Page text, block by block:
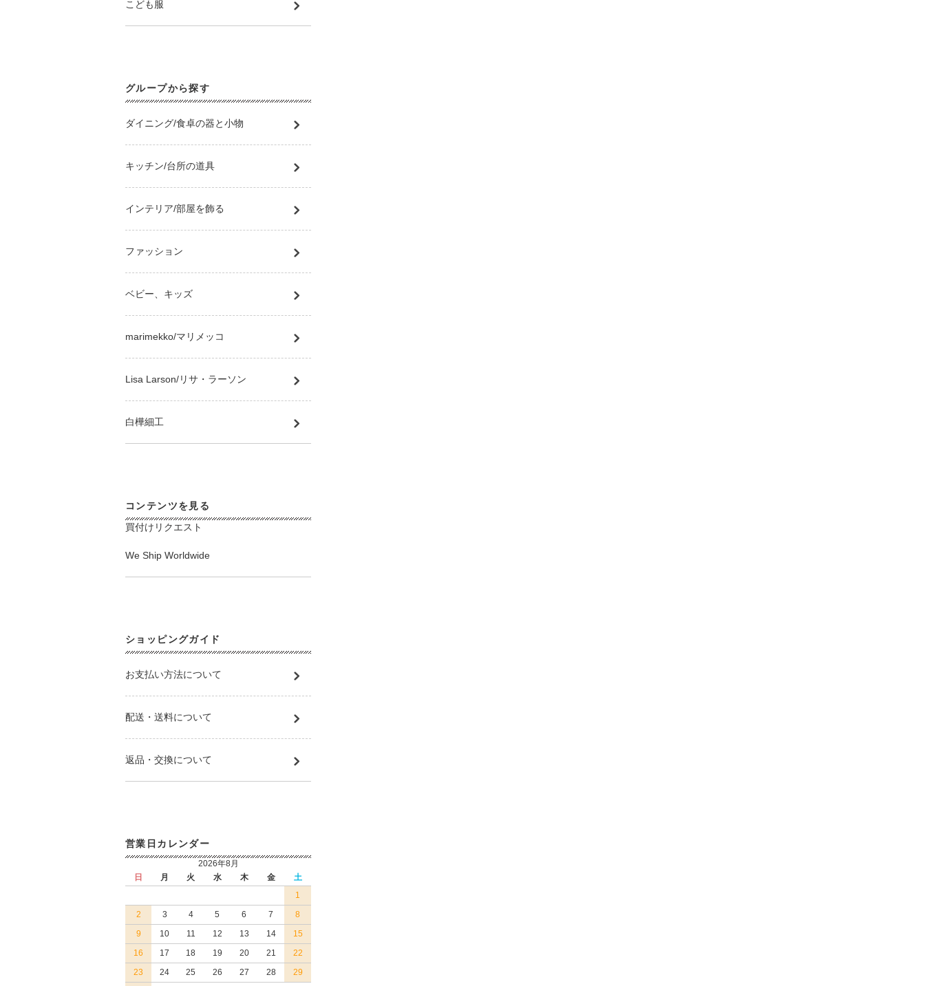
こども服
グループから探す
ダイニング/食卓の器と小物
キッチン/台所の道具
インテリア/部屋を飾る
ファッション
ベビー、キッズ
marimekko/マリメッコ
Lisa Larson/リサ・ラーソン
白樺細工
コンテンツを見る
買付けリクエスト
We Ship Worldwide
ショッピングガイド
お支払い方法について
配送・送料について
返品・交換について
営業日カレンダー
2026年8月
日
月 火 水 木 金
土
1
2
3 4 5 6 7
8
9
10 11 12 13 14
15
16
17 18 19 20 21
22
23
24 25 26 27 28
29